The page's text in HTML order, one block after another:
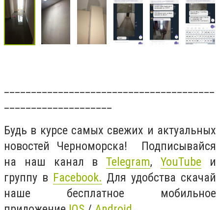
Будь в курсе самых свежих и актуальных
новостей Черноморска! Подписывайся
на наш канал вTelegram,YouTube и
группу в Facebook. Для удобства скачай
наше бесплатное мобильное